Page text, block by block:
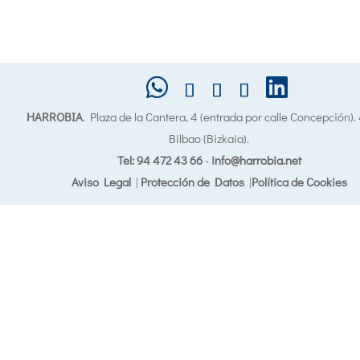
HARROBIA. Plaza de la Cantera, 4 (entrada por calle
Bilbao (Bizkaia).
Tel: 94 472 43 66- info@harrobia.net
Aviso Legal| Protección de Datos|Política de Cookies